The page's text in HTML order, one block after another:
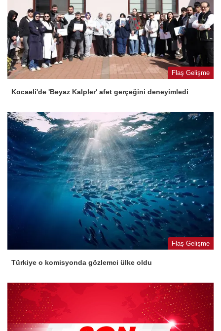
Flaş Gelişme
Kocaeli'de 'Beyaz Kalpler' afet gerçeğini deneyimledi
Flaş Gelişme
Türkiye o komisyonda gözlemci ülke oldu